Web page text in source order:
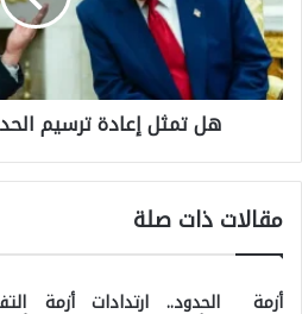
ر
د
ع
م
ث
ل
د
ة
ت
هل تمثل إعادة ترسيم
مقالات ذات صلة
أزمة الحدود.. ارتدادات أزمة